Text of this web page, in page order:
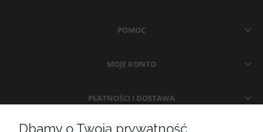
POMOC
MOJE KONTO
PŁATNOŚCI I DOSTAWA
Dbamy o Twoją prywatność